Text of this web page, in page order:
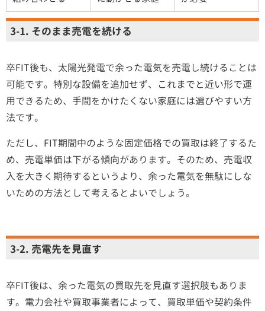
3-1. そのまま売電を続ける
卒FIT後も、太陽光発電で余った電気を売電し続けることは
可能です。特別な設備を追加せず、これまでと近い形で運
用できるため、手間をかけたくない家庭には選びやすい方
法です。
ただし、FIT期間中のような固定価格での買取は終了するた
め、売電単価は下がる傾向があります。そのため、売電収
入を大きく期待するというより、余った電気を無駄にしな
いための方法として考えるとよいでしょう。
3-2. 売電先を見直す
卒FIT後は、余った電気の買取先を見直す選択肢もありま
す。電力会社や買取事業者によって、買取単価や契約条件